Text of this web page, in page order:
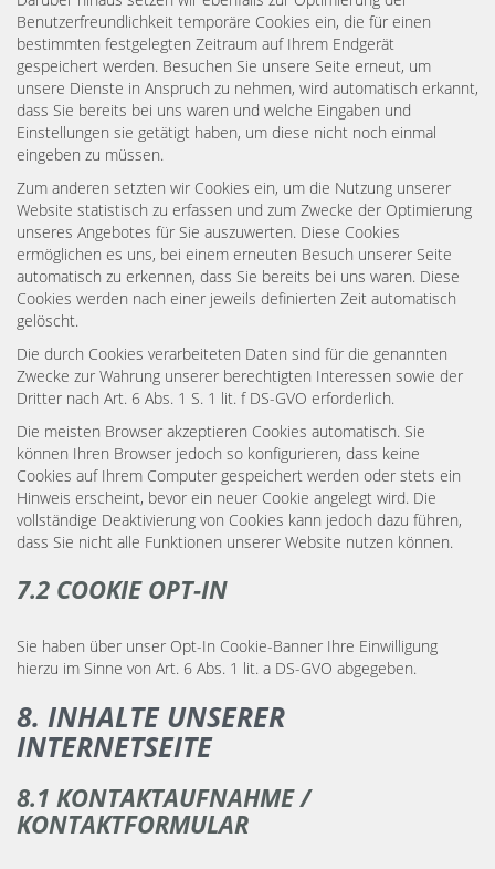
Benutzerfreundlichkeit temporäre Cookies ein, die für einen
bestimmten festgelegten Zeitraum auf Ihrem Endgerät
gespeichert werden. Besuchen Sie unsere Seite erneut, um
unsere Dienste in Anspruch zu nehmen, wird automatisch erkannt,
dass Sie bereits bei uns waren und welche Eingaben und
Einstellungen sie getätigt haben, um diese nicht noch einmal
eingeben zu müssen.
Zum anderen setzten wir Cookies ein, um die Nutzung unserer
Website statistisch zu erfassen und zum Zwecke der Optimierung
unseres Angebotes für Sie auszuwerten. Diese Cookies
ermöglichen es uns, bei einem erneuten Besuch unserer Seite
automatisch zu erkennen, dass Sie bereits bei uns waren. Diese
Cookies werden nach einer jeweils definierten Zeit automatisch
gelöscht.
Die durch Cookies verarbeiteten Daten sind für die genannten
Zwecke zur Wahrung unserer berechtigten Interessen sowie der
Dritter nach Art. 6 Abs. 1 S. 1 lit. f DS-GVO erforderlich.
Die meisten Browser akzeptieren Cookies automatisch. Sie
können Ihren Browser jedoch so konfigurieren, dass keine
Cookies auf Ihrem Computer gespeichert werden oder stets ein
Hinweis erscheint, bevor ein neuer Cookie angelegt wird. Die
vollständige Deaktivierung von Cookies kann jedoch dazu führen,
dass Sie nicht alle Funktionen unserer Website nutzen können.
7.2 COOKIE OPT-IN
Sie haben über unser Opt-In Cookie-Banner Ihre Einwilligung
hierzu im Sinne von Art. 6 Abs. 1 lit. a DS-GVO abgegeben.
8. INHALTE UNSERER
INTERNETSEITE
8.1 KONTAKTAUFNAHME /
KONTAKTFORMULAR